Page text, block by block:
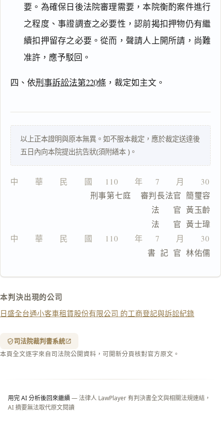
要。為確保日後法院審理需要，本院衡酌案件進行
之程度、事證調查之必要性，認前揭扣押物仍有繼
續扣押留存之必要。從而，聲請人上開所請，尚難
准許，應予駁回。
四、依刑事訴訟法第220條 ，裁定如主文。
以上正本證明與原本無異。如不服本裁定，應於裁定送達後
五日內向本院提出抗告狀(須附繕本 )。
中　　華　　民　　國  　110　　年  　7　　月　　30　
                  刑事第七庭    審判長法官  簡璽容
                                法      官  黃玉齡
                                法      官  黃士瑋
中　　華　　民　　國  　110　　年  　7　　月　　30　
                                書  記  官  林佑儒
本判決出現的公司
日盛全台通小客車租賃股份有限公司 的工商登記與訴訟紀錄
司法院裁判書系統
本頁全文逐字來自司法院公開資料，可開新分頁核對官方原文。
用完 AI 分析後回來繼續— 法律人 LawPlayer 有判決書全文與相關法規連結，
AI 摘要無法取代原文閱讀
搜尋本
由
鍵
複
製
全
文